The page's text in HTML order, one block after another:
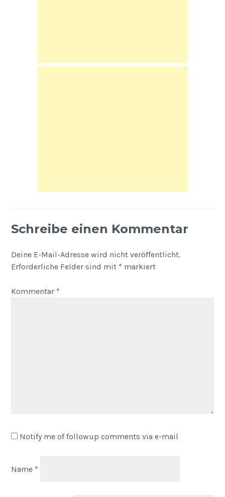
Schreibe einen Kommentar
Deine E-Mail-Adresse wird nicht veröffentlicht.
Erforderliche Felder sind mit * markiert
Kommentar *
Notify me of followup comments via e-mail
Name *